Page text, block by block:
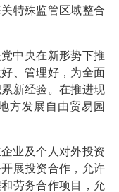
特殊监管区域整合
中央在新形势下推
、管理好，为全面
新经验。在推进现
方发展自由贸易园
业及个人对外投资
展投资合作，允许
劳务合作项目，允